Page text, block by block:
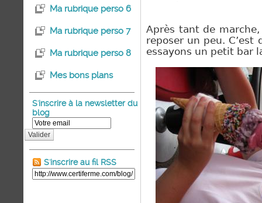
Ma rubrique perso 6
Ma rubrique perso 7
Ma rubrique perso 8
Mes bons plans
S'inscrire à la newsletter du
blog
Valider
S'inscrire au fil RSS
Après tant de
reposer un peu. C’est
essayons un petit bar